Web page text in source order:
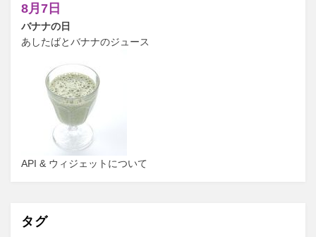
8月7日
バナナの日
あしたばとバナナのジュース
API & ウィジェットについて
タグ